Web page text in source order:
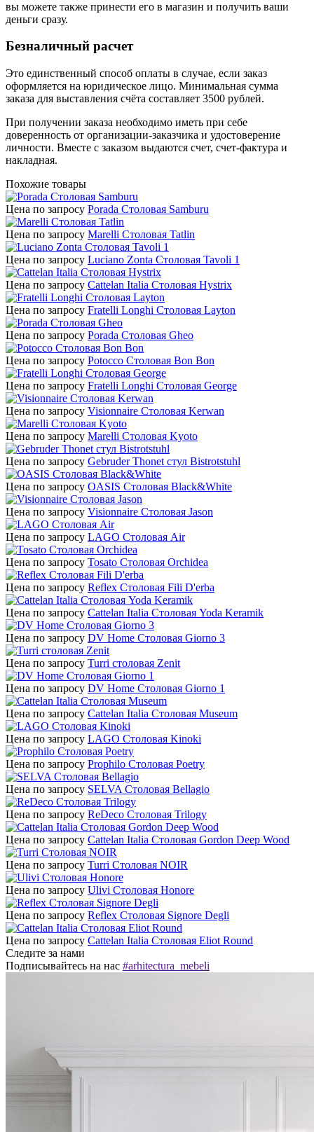
вы можете также принести его в магазин и получить ваши
деньги сразу.
Безналичный расчет
Это единственный способ оплаты в случае, если заказ
оформляется на юридическое лицо. Минимальная сумма
заказа для выставления счёта составляет 3500 рублей.
При получении заказа необходимо иметь при себе
доверенность от организации-заказчика и удостоверение
личности. Вместе с заказом выдаются счет, счет-фактура и
накладная.
Похожие товары
Цена по запросу Porada Столовая Samburu
Цена по запросу Marelli Столовая Tatlin
Цена по запросу Luciano Zonta Столовая Tavoli 1
Цена по запросу Cattelan Italia Столовая Hystrix
Цена по запросу Fratelli Longhi Столовая Layton
Цена по запросу Porada Столовая Gheo
Цена по запросу Potocco Столовая Bon Bon
Цена по запросу Fratelli Longhi Столовая George
Цена по запросу Visionnaire Столовая Kerwan
Цена по запросу Marelli Столовая Kyoto
Цена по запросу Gebruder Thonet стул Bistrotstuhl
Цена по запросу OASIS Столовая Black&White
Цена по запросу Visionnaire Столовая Jason
Цена по запросу LAGO Cтоловая Air
Цена по запросу Tosato Столовая Orchidea
Цена по запросу Reflex Столовая Fili D'erba
Цена по запросу Cattelan Italia Столовая Yoda Keramik
Цена по запросу DV Home Столовая Giorno 3
Цена по запросу Turri столовая Zenit
Цена по запросу DV Home Столовая Giorno 1
Цена по запросу Cattelan Italia Столовая Museum
Цена по запросу LAGO Столовая Kinoki
Цена по запросу Prophilo Столовая Poetry
Цена по запросу SELVA Столовая Bellagio
Цена по запросу ReDeco Столовая Trilogy
Цена по запросу Cattelan Italia Столовая Gordon Deep Wood
Цена по запросу Turri Столовая NOIR
Цена по запросу Ulivi Столовая Honore
Цена по запросу Reflex Столовая Signore Degli
Цена по запросу Cattelan Italia Столовая Eliot Round
Следите за нами
Подписывайтесь на нас #arhitectura_mebeli